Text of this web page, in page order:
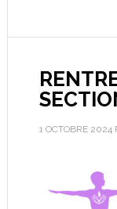
1 OCTOBRE 2024